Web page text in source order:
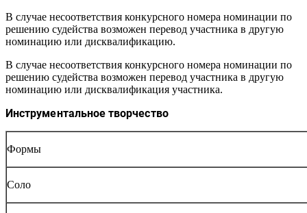
В случае несоответствия конкурсного номера номинации по
решению судейства возможен перевод участника в другую
номинацию или дисквалификацию.
В случае несоответствия конкурсного номера номинации по
решению судейства возможен перевод участника в другую
номинацию или дисквалификация участника.
Инструментальное творчество
Формы
Соло